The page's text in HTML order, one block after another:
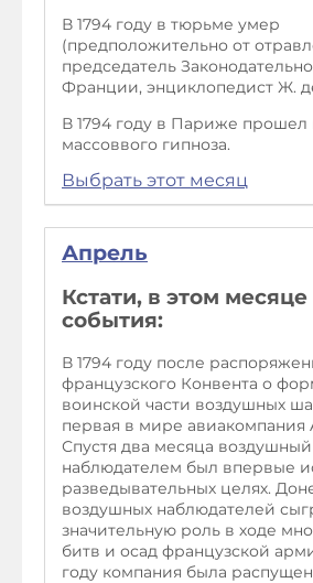
В 1794 году в тюрьме умер
(предположительно от
председатель
Франции, энциклопедист Ж.
В 1794 году в Париже прошел
массоввого гипноза.
Выбрать этот месяц
Апрель
Кстати, в этом
события:
В 1794 году после
французского Конвента о
воинской части воздушных
первая в мире авиакомпания
Спустя два месяца
наблюдателем был впервые
разведывательных целях.
воздушных наблюдателей
значительную роль в ходе
битв и осад французской
году компания была